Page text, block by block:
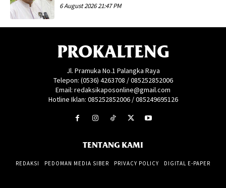
6 August 2026 21:47 PM
PROKALTENG
Jl. Pramuka No.1 Palangka Raya
Telepon: (0536) 4263708 / 085252852006
Email: redaksikaposonline@gmail.com
Hotline Iklan: 085252852006 / 085249695126
TENTANG KAMI
REDAKSI PEDOMAN MEDIA SIBER PRIVACY POLICY DIGITAL E-PAPER